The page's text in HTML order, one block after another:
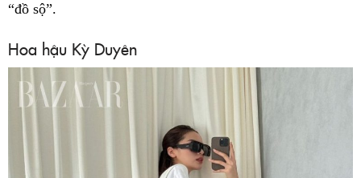
“đồ sộ”.
Hoa hậu Kỳ Duyên